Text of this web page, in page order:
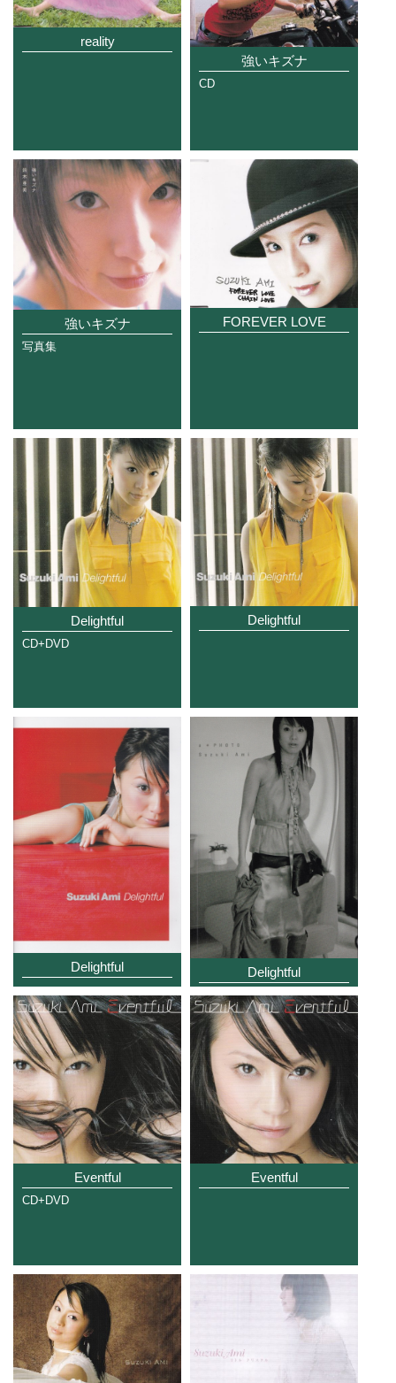
reality
強いキズナ
CD
強いキズナ
写真集
FOREVER LOVE
Delightful
CD+DVD
Delightful
Delightful Delightful
Eventful
CD+DVD
Eventful